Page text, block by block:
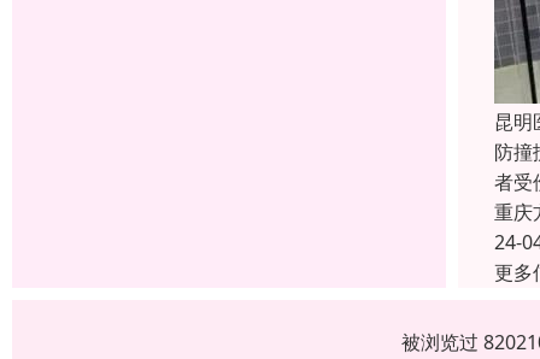
昆明
防撞
者受
重庆
24-
更多
被浏览过